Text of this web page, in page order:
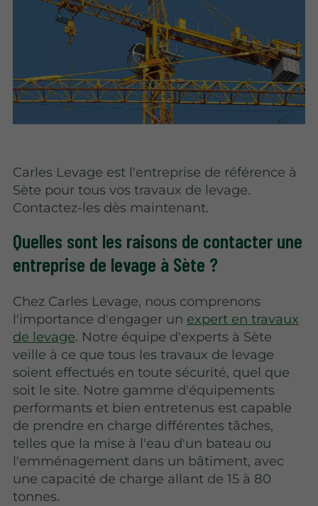
Carles Levage est l'entreprise de référence à
Sète pour tous vos travaux de levage.
Contactez-les dès maintenant.
Quelles sont les raisons de contacter une
entreprise de levage à Sète ?
Chez Carles Levage, nous comprenons
l'importance d'engager un expert en travaux
de levage. Notre équipe d'experts à Sète
veille à ce que tous les travaux de levage
soient effectués en toute sécurité, quel que
soit le site. Notre gamme d'équipements
performants et bien entretenus est capable
de prendre en charge différentes tâches,
telles que la mise à l'eau d'un bateau ou
l'emménagement dans un bâtiment, avec
une capacité de charge allant de 15 à 80
tonnes.